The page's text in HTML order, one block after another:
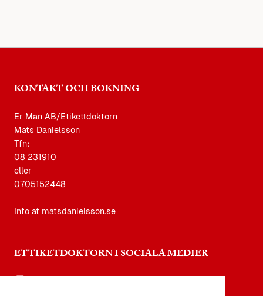
KONTAKT OCH BOKNING
Er Man AB/Etikettdoktorn
Mats Danielsson
Tfn:
08 231910
eller
0705152448
Info at matsdanielsson.se
ETTIKETDOKTORN I SOCIALA MEDIER